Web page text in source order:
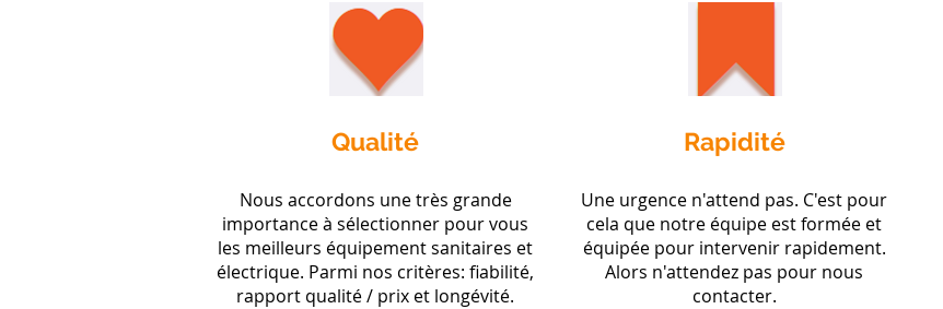
Qualité
Nous accordons une très grande
importance à sélectionner pour vous
les meilleurs équipement sanitaires et
électrique. Parmi nos critères: fiabilité,
rapport qualité / prix et longévité.
Rapidité
Une urgence n'attend pas. C'est pour
cela que notre équipe est formée et
équipée pour intervenir rapidement.
Alors n'attendez pas pour nous
contacter.